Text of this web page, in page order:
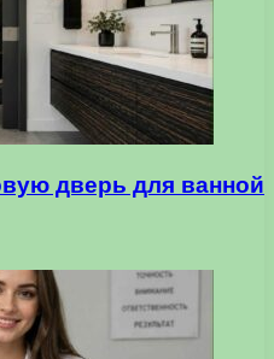
дверь для ванной